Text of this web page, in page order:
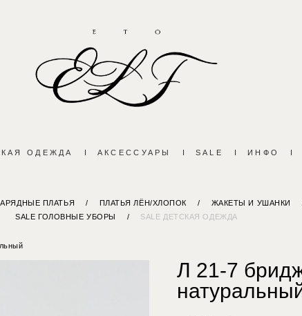
ОДЕЖДА I АКСЕССУАРЫ I SALE I ИНФО I
ПЛАТЬЯ / ПЛАТЬЯ ЛЁН/ХЛОПОК / ЖАКЕТЫ И УШАНКИ
SALE ГОЛОВНЫЕ УБОРЫ
/ SALE ДЕТСКАЯ ОДЕЖДА
Л 21-7